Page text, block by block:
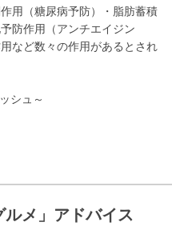
用（糖尿病予防）・脂肪蓄積
防作用（アンチエイジン
など数々の作用があるとされ
シュ～
メ」アドバイス